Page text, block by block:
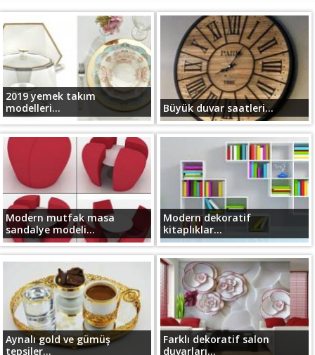
2019 yemek takım
modelleri...
Büyük duvar saatleri...
Modern mutfak masa
sandalye modeli...
Modern dekoratif
kitaplıklar...
Aynalı gold ve gümüş
tepsiler...
Farklı dekoratif salon
duvarları...